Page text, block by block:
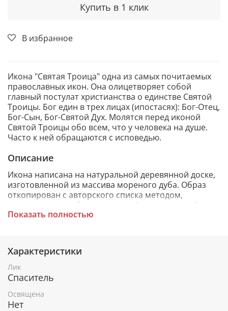
Купить в 1 клик
В избранное
Икона "Святая Троица" одна из самых почитаемых
православных икон. Она олицетворяет собой
главный постулат христианства о единстве Святой
Троицы. Бог един в трех лицах (ипостасях): Бог-Отец,
Бог-Сын, Бог-Святой Дух. Молятся перед иконой
Святой Троицы обо всем, что у человека на душе.
Часто к ней обращаются с исповедью.
Описание
Икона написана на натуральной деревянной доске,
изготовленной из массива мореного дуба. Образ
откопирован с авторского списка методом,
получившим одобрение русской православной
церкви.
При окончательном оформлении образа
использовались специальные фронтажные грунты,
выравнивающие лаки и темперные краски. Венец и
поля иконы вручную украшены рельефным
орнаментом и натуральным жемчугом или
полудрагоценными камнями.
Показать полностью
Характеристики
Лик
Спаситель
Освящена
Нет